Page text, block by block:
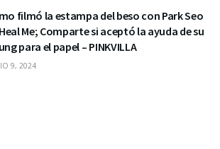
filmó la estampa del beso con Park Seo
Me; Comparte si aceptó la ayuda de su
para el papel – PINKVILLA
9, 2024